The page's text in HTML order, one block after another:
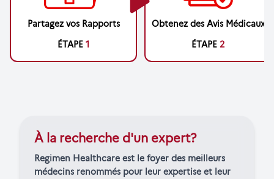
Partagez vos Rapports
ÉTAPE 1
Obtenez des Avis Médicaux
ÉTAPE 2
À la recherche d'un expert?
Regimen Healthcare est le foyer des meilleurs
médecins renommés pour leur expertise et leur